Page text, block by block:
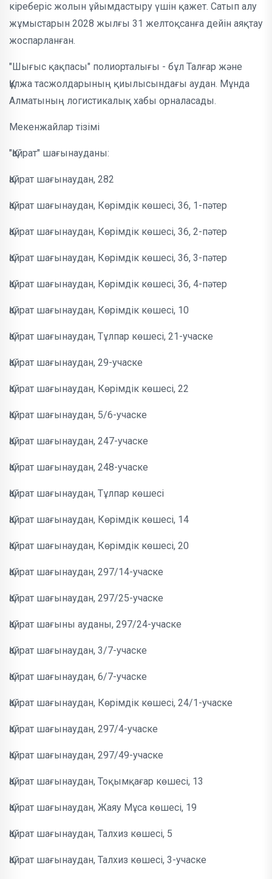
кіреберіс жолын ұйымдастыру үшін қажет. Сатып алу
жұмыстарын 2028 жылғы 31 желтоқсанға дейін аяқтау
жоспарланған.
"Шығыс қақпасы" полиорталығы - бұл Талғар және
Құлжа тасжолдарының қиылысындағы аудан. Мұнда
Алматының логистикалық хабы орналасады.
Мекенжайлар тізімі
"Қайрат" шағынауданы:
Қайрат шағынаудан, 282
Қайрат шағынаудан, Көрімдік көшесі, 36, 1-пәтер
Қайрат шағынаудан, Көрімдік көшесі, 36, 2-пәтер
Қайрат шағынаудан, Көрімдік көшесі, 36, 3-пәтер
Қайрат шағынаудан, Көрімдік көшесі, 36, 4-пәтер
Қайрат шағынаудан, Көрімдік көшесі, 10
Қайрат шағынаудан, Тұлпар көшесі, 21-учаске
Қайрат шағынаудан, 29-учаске
Қайрат шағынаудан, Көрімдік көшесі, 22
Қайрат шағынаудан, 5/6-учаске
Қайрат шағынаудан, 247-учаске
Қайрат шағынаудан, 248-учаске
Қайрат шағынаудан, Тұлпар көшесі
Қайрат шағынаудан, Көрімдік көшесі, 14
Қайрат шағынаудан, Көрімдік көшесі, 20
Қайрат шағынаудан, 297/14-учаске
Қайрат шағынаудан, 297/25-учаске
Қайрат шағыны ауданы, 297/24-учаске
Қайрат шағынаудан, 3/7-учаске
Қайрат шағынаудан, 6/7-учаске
Қайрат шағынаудан, Көрімдік көшесі, 24/1-учаске
Қайрат шағынаудан, 297/4-учаске
Қайрат шағынаудан, 297/49-учаске
Қайрат шағынаудан, Тоқымқағар көшесі, 13
Қайрат шағынаудан, Жаяу Мұса көшесі, 19
Қайрат шағынаудан, Талхиз көшесі, 5
Қайрат шағынаудан, Талхиз көшесі, 3-учаске